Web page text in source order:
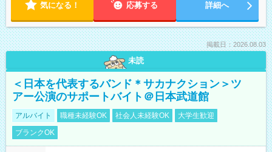
気になる！ 応募する 詳細へ
掲載日：2026.08.03
未読
＜日本を代表するバンド＊サカナクション＞ツ
アー公演のサポートバイト＠日本武道館
アルバイト 職種未経験OK 社会人未経験OK
大学生歓迎
ブランクOK